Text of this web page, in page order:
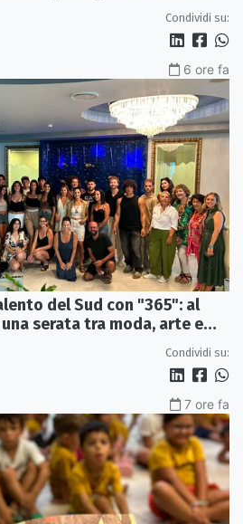
Condividi su:
6 ore fa
del Sud con "365": al
serata tra moda, arte e
Condividi su:
7 ore fa